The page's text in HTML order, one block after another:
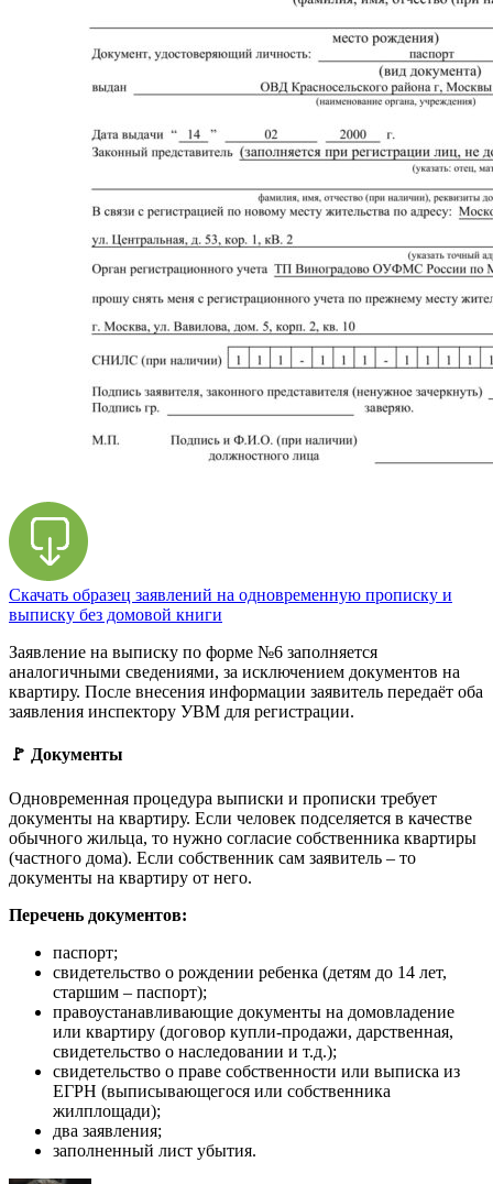
Скачать образец заявлений на одновременную прописку и
выписку без домовой книги
Заявление на выписку по форме №6 заполняется
аналогичными сведениями, за исключением документов на
квартиру. После внесения информации заявитель передаёт оба
заявления инспектору УВМ для регистрации.
🚩 Документы
Одновременная процедура выписки и прописки требует
документы на квартиру. Если человек подселяется в качестве
обычного жильца, то нужно согласие собственника квартиры
(частного дома). Если собственник сам заявитель – то
документы на квартиру от него.
Перечень документов:
паспорт;
свидетельство о рождении ребенка (детям до 14 лет,
старшим – паспорт);
правоустанавливающие документы на домовладение
или квартиру (договор купли-продажи, дарственная,
свидетельство о наследовании и т.д.);
свидетельство о праве собственности или выписка из
ЕГРН (выписывающегося или собственника
жилплощади);
два заявления;
заполненный лист убытия.